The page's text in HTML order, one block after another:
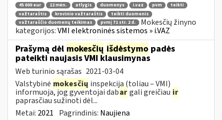
45 000 eur 12 mėn. atlygis duomenys i.vaz pvm
teikti
važtaraštis
krovinio važtaraštis
teikti duomenis
važtaraščio duomenų teikimas
pvmį 71 str. 2 d.
Mokesčių žinyno
kategorijos:VMI elektroninės sistemos » i.VAZ
Prašymą dėl mokesčių išdėstymo padės
pateikti naujasis VMI klausimynas
Web turinio sąrašas 2021-03-04
Valstybinė mokesčių inspekcija (toliau – VMI)
informuoja, jog gyventojai dabargali greičiau ir
paprasčiau sužinoti dėl...
Metai: 2021 Pagrindinis: Naujiena